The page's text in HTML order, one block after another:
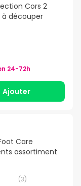
Cors 2
découper
24-72h
Ajouter
Care
assortiment
(3)